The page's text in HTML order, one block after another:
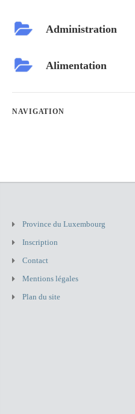
Administration
Alimentation
NAVIGATION
Province du Luxembourg
Inscription
Contact
Mentions légales
Plan du site